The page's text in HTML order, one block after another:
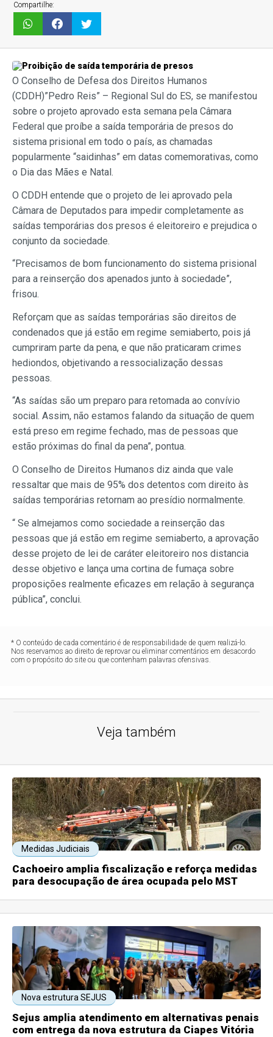
Compartilhe:
O Conselho de Defesa dos Direitos Humanos
(CDDH)”Pedro Reis” – Regional Sul do ES, se manifestou
sobre o projeto aprovado esta semana pela Câmara
Federal que proíbe a saída temporária de presos do
sistema prisional em todo o país, as chamadas
popularmente “saidinhas” em datas comemorativas, como
o Dia das Mães e Natal.
O CDDH entende que o projeto de lei aprovado pela
Câmara de Deputados para impedir completamente as
saídas temporárias dos presos é eleitoreiro e prejudica o
conjunto da sociedade.
“Precisamos de bom funcionamento do sistema prisional
para a reinserção dos apenados junto à sociedade”,
frisou.
Reforçam que as saídas temporárias são direitos de
condenados que já estão em regime semiaberto, pois já
cumpriram parte da pena, e que não praticaram crimes
hediondos, objetivando a ressocialização dessas
pessoas.
“As saídas são um preparo para retomada ao convívio
social. Assim, não estamos falando da situação de quem
está preso em regime fechado, mas de pessoas que
estão próximas do final da pena”, pontua.
O Conselho de Direitos Humanos diz ainda que vale
ressaltar que mais de 95% dos detentos com direito às
saídas temporárias retornam ao presídio normalmente.
“ Se almejamos como sociedade a reinserção das
pessoas que já estão em regime semiaberto, a aprovação
desse projeto de lei de caráter eleitoreiro nos distancia
desse objetivo e lança uma cortina de fumaça sobre
proposições realmente eficazes em relação à segurança
pública”, conclui.
* O conteúdo de cada comentário é de responsabilidade de quem realizá-lo.
Nos reservamos ao direito de reprovar ou eliminar comentários em desacordo
com o propósito do site ou que contenham palavras ofensivas.
Veja também
Medidas Judiciais
Cachoeiro amplia fiscalização e reforça medidas
para desocupação de área ocupada pelo MST
Nova estrutura SEJUS
Sejus amplia atendimento em alternativas penais
com entrega da nova estrutura da Ciapes Vitória